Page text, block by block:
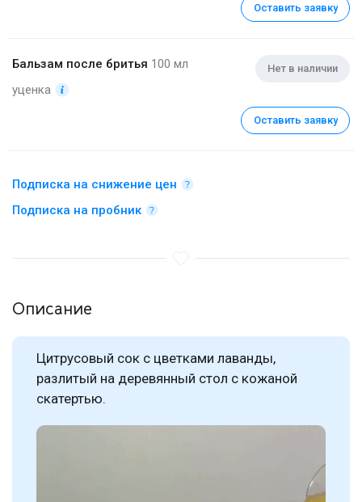
Оставить заявку
Бальзам после бритья 100 мл
уценка
Нет в наличии
Оставить заявку
Подписка на снижение цен
Подписка на пробник
Описание
Цитрусовый сок с цветками лаванды,
разлитый на деревянный стол с кожаной
скатертью.